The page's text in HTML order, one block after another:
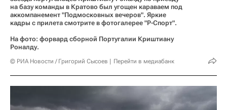
на базу команды в Кратово был угощен караваем под
аккомпанемент "Подмосковных вечеров". Яркие
кадры с прилета смотрите в фотогалерее "Р-Спорт".
На фото: форвард сборной Португалии Криштиану
Роналду.
© РИА Новости / Григорий Сысоев Перейти в медиабанк